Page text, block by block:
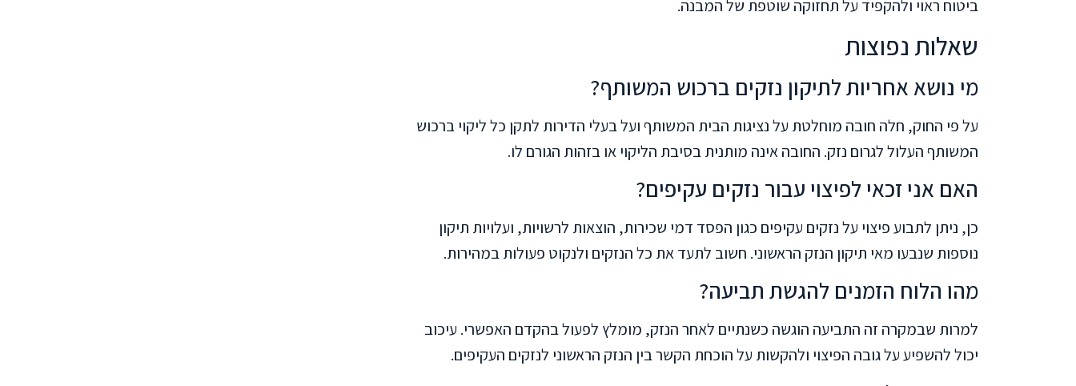
ביטוח ראוי ולהקפיד על תחזוקה שוטפת של המבנה.
שאלות נפוצות
מי נושא אחריות לתיקון נזקים ברכוש המשותף?
על פי החוק, חלה חובה מוחלטת על נציגות הבית המשותף ועל בעלי הדירות לתקן כל ליקוי ברכוש
המשותף העלול לגרום נזק. החובה אינה מותנית בסיבת הליקוי או בזהות הגורם לו.
האם אני זכאי לפיצוי עבור נזקים עקיפים?
כן, ניתן לתבוע פיצוי על נזקים עקיפים כגון הפסד דמי שכירות, הוצאות לרשויות, ועלויות תיקון
נוספות שנבעו מאי תיקון הנזק הראשוני. חשוב לתעד את כל הנזקים ולנקוט פעולות במהירות.
מהו הלוח הזמנים להגשת תביעה?
למרות שבמקרה זה התביעה הוגשה כשנתיים לאחר הנזק, מומלץ לפעול בהקדם האפשרי. עיכוב
יכול להשפיע על גובה הפיצוי ולהקשות על הוכחת הקשר בין הנזק הראשוני לנזקים העקיפים.